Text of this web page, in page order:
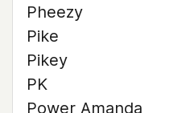
Pheezy
Pike
Pikey
PK
Power Amanda